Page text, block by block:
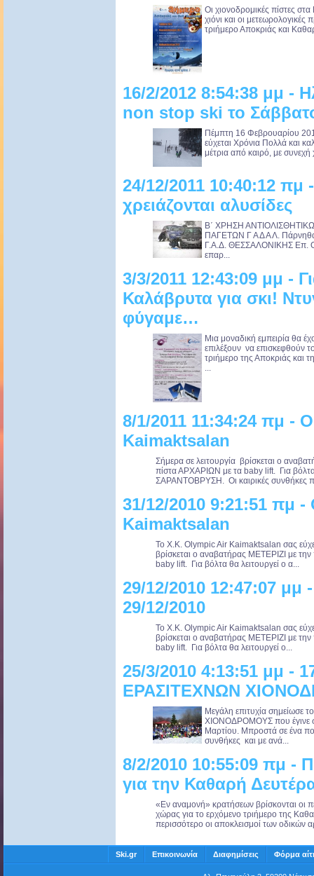
Οι χιονοδρομικές πίστες
χιόνι και οι μετεωρολογικές
τριήμερο Αποκριάς και
16/2/2012 8:54:38 μμ -
non stop ski το
Πέμπτη 16 Φεβρουαρίου
εύχεται Χρόνια Πολλά και
μέτρια από καιρό, με
24/12/2011 10:40:12 πμ
χρειάζονται αλυσίδες
Β΄ ΧΡΗΣΗ
ΠΑΓΕΤΩΝ Γ Α Δ Α Λ.
Γ.Α.Δ. ΘΕΣΣΑΛΟΝΙΚΗΣ Επ. Ο.
επαρ...
3/3/2011 12:43:09 μμ -
Καλάβρυτα για σκι!
φύγαμε…
Μια μοναδική εμπειρία θα
επιλέξουν να επισκεφθούν
τριήμερο της Αποκριάς και
...
8/1/2011 11:34:24 πμ -
Kaimaktsalan
Σήμερα σε λειτουργία βρίσκεται ο
πίστα ΑΡΧΑΡΙΩΝ με τα baby lift. Για
ΣΑΡΑΝΤΟΒΡΥΣΗ. Οι καιρικές συνθήκες
31/12/2010 9:21:51 πμ
Kaimaktsalan
Το Χ.Κ. Olympic Air Kaimaktsalan σας
βρίσκεται ο αναβατήρας ΜΕΤΕΡΙΖΙ με
baby lift. Για βόλτα θα λειτουργεί ο α...
29/12/2010 12:47:07
29/12/2010
Το Χ.Κ. Olympic Air Kaimaktsalan σας
βρίσκεται ο αναβατήρας ΜΕΤΕΡΙΖΙ με
baby lift. Για βόλτα θα λειτουργεί ο...
25/3/2010 4:13:51 μμ
ΕΡΑΣΙΤΕΧΝΩΝ
Μεγάλη επιτυχία
ΧΙΟΝΟΔΡΟΜΟΥΣ που έγινε
Μαρτίου. Μπροστά σε ένα
συνθήκες και με ανά...
8/2/2010 10:55:09 πμ -
για την Καθαρή
«Εν αναμονή» κρατήσεων βρίσκονται οι
χώρας για το ερχόμενο τριήμερο της
περισσότερο οι αποκλεισμοί των οδικών
Ski.gr Επικοινωνία Διαφημίσεις Φόρμα